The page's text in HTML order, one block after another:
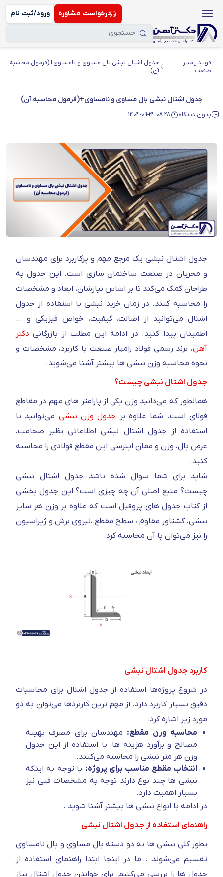
درخواست مشاوره ورود/ثبت نام
فولاد رامیار
صنعت
جدول اشتال نبشی بال مساوی و نامساوی+(فرمول محاسبه
آن)
جدول اشتال نبشی بال مساوی و نامساوی+(فرمول محاسبه آن)
بدون دیدگاه 1404-09-24 08:28
جدول اشتال نبشی یک مرجع مهم و پرکاربرد برای مهندسان
و مجریان در صنعت ساختمان سازی است. این جدول به
طراحان کمک می‌کند تا بر اساس نیازشان، ابعاد و مشخصات
را محاسبه کنند. در زمان خرید نبشی با استفاده از جدول
اشتال می‌توانید از اصالت، کیفیت، خواص فیزیکی و …
اطمینان پیدا کنید. در ادامه این مطلب از بازرگانی دکتر
آهن، برند رسمی فولاد رامیار صنعت با کاربرد، مشخصات و
نحوه محاسبه وزن نبشی ها بیشتر آشنا می‌شوید.
جدول اشتال نبشی چیست؟
همانطور که می‌دانید وزن یکی از پارامتر های مهم در مقاطع
فولای است. شما علاوه بر جدول وزن نبشی می‌توانید با
استفاده از جدول اشتال نبشی اطلاعاتی نظیر ضخامت،
عرض بال، وزن و ممان اینرسی این مقطع فولادی را محاسبه
کنید.
شاید برای شما سوال شده باشد جدول اشتال نبشی
چیست؟ منبع اصلی آن چه چیزی است؟ این جدول بخشی
از کتاب جدول های پروفیل است که علاوه بر وزن هر سایز
نبشی، گشتاور مقاوم ، سطح مقطع ،نیروی برش و ژیراسیون
را نیز می‌توان با آن محاسبه کرد.
کاربرد جدول اشتال نبشی
در شروع پروژه‌ها استفاده از جدول اشتال برای محاسبات
دقیق بسیار کاربرد دارد. از مهم ترین کاربرد‌ها می‌توان به دو
مورد زیر اشاره کرد:
محاسبه ورن مقطع: مهندسان برای مصرف بهینه
مصالح و برآورد هزینه ها، با استفاده از این جدول
وزن هر متر نبشی را محاسبه می‌کنند.
انتخاب مقطع مناسب برای پروژه: با توجه به اینکه
نبشی ها چند نوع دارند توجه به مشخصات فنی نیز
بسیار اهمیت دارد.
در ادامه با انواع نبشی ها بیشتر آشنا شوید .
راهنمای استفاده از جدول اشتال نبشی
بطور کلی نبشی ها به دو دسته بال مساوی و بال نامساوی
تقسیم می‌شوند . ما در اینجا ابتدا راهنمای استفاده از
جدول ها را بررسی می‌کنیم. برای خواندن جدول اشتال نیاز